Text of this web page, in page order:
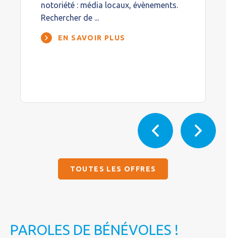
notoriété : média locaux, évènements.
Rechercher de ...
EN SAVOIR PLUS
TOUTES LES OFFRES
PAROLES DE BÉNÉVOLES !